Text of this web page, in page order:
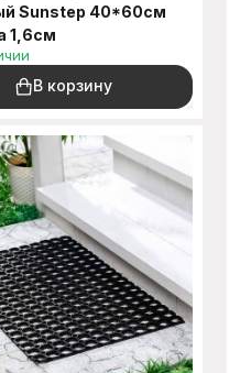
Sunstep 40*60см
1,6см
В корзину